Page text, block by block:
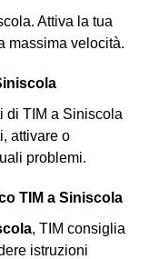
Attiva la tua
massima velocità.
di TIM a Siniscola
attivare o
problemi.
TIM a Siniscola
, TIM consiglia
istruzioni